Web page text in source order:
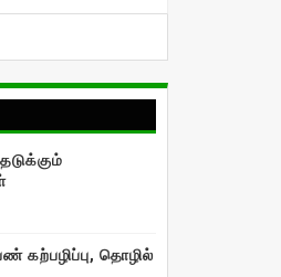
கற்பழிப்பு, தொழில்